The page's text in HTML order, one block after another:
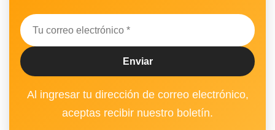
Al ingresar tu dirección de correo electrónico,
aceptas recibir nuestro boletín.